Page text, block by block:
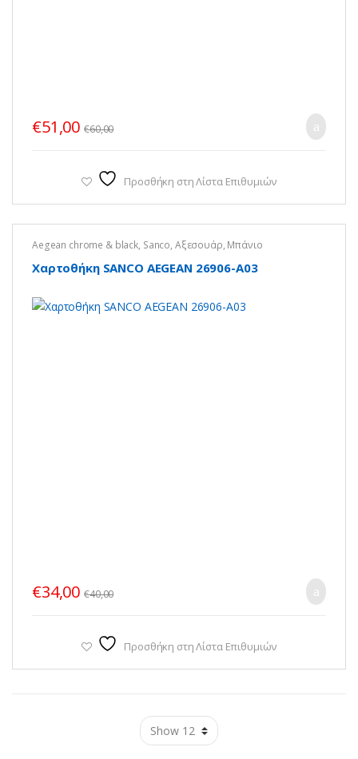
€51,00 €60,00
Προσθήκη στη Λίστα Επιθυμιών
Aegean chrome & black, Sanco, Αξεσουάρ, Μπάνιο
Χαρτοθήκη SANCO AEGEAN 26906-Α03
€34,00 €40,00
Προσθήκη στη Λίστα Επιθυμιών